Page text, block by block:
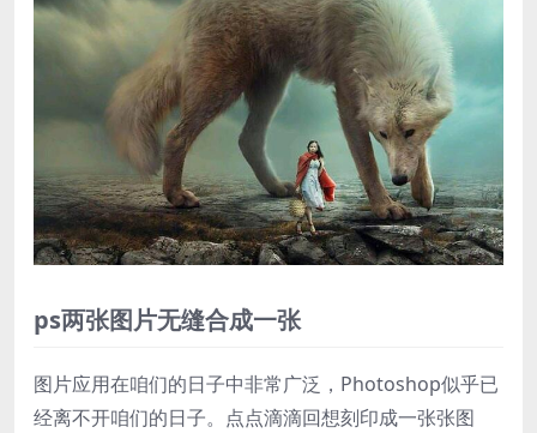
ps两张图片无缝合成一张
图片应用在咱们的日子中非常广泛，Photoshop似乎已
经离不开咱们的日子。点点滴滴回想刻印成一张张图